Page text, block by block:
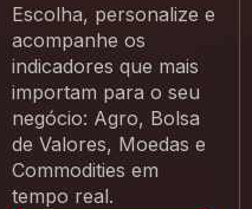
Escolha, personalize e
acompanhe os
indicadores que mais
importam para o seu
negócio: Agro, Bolsa
de Valores, Moedas e
Commodities em
tempo real.